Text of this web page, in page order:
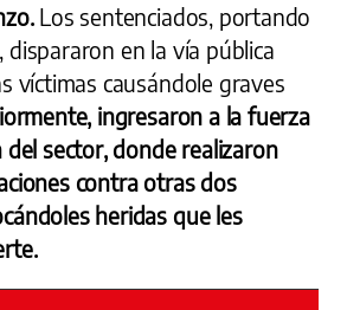
Los sentenciados, portando
dispararon en la vía pública
víctimas causándole graves
ingresaron a la fuerza
del sector, donde realizaron
contra otras dos
heridas que les